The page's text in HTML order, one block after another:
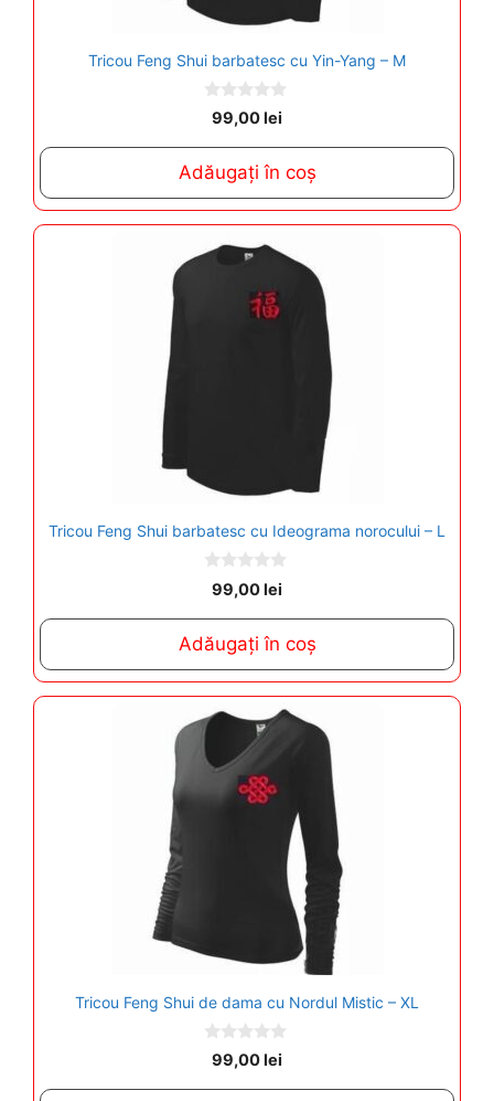
Tricou Feng Shui barbatesc cu Yin-Yang – M
0
o
5
99,00lei
Adăugați în coș
Tricou Feng Shui barbatesc cu Ideograma norocului – L
o
5
99,00lei
Adăugați în coș
Tricou Feng Shui de dama cu Nordul Mistic – XL
099,00lei